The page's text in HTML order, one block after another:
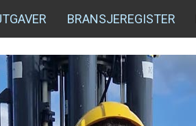
BRANSJEREGISTER